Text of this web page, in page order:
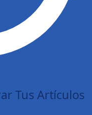
Tus Artículos